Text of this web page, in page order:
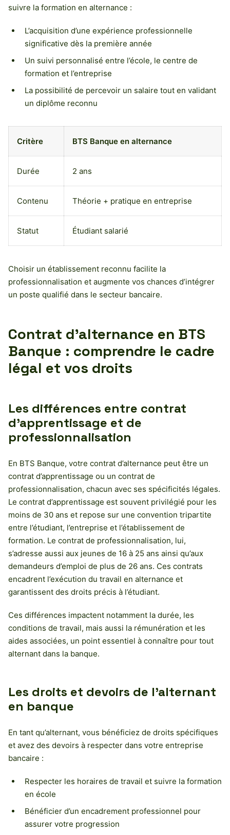
suivre la formation en alternance :
L’acquisition d’une expérience professionnelle
significative dès la première année
Un suivi personnalisé entre l’école, le centre de
formation et l’entreprise
La possibilité de percevoir un salaire tout en validant
un diplôme reconnu
Critère BTS Banque en alternance
Durée 2 ans
Contenu Théorie + pratique en entreprise
Statut Étudiant salarié
Choisir un établissement reconnu facilite la
professionnalisation et augmente vos chances d’intégrer
un poste qualifié dans le secteur bancaire.
Contrat d’alternance en BTS
Banque : comprendre le cadre
légal et vos droits
Les différences entre contrat
d’apprentissage et de
professionnalisation
En BTS Banque, votre contrat d’alternance peut être un
contrat d’apprentissage ou un contrat de
professionnalisation, chacun avec ses spécificités légales.
Le contrat d’apprentissage est souvent privilégié pour les
moins de 30 ans et repose sur une convention tripartite
entre l’étudiant, l’entreprise et l’établissement de
formation. Le contrat de professionnalisation, lui,
s’adresse aussi aux jeunes de 16 à 25 ans ainsi qu’aux
demandeurs d’emploi de plus de 26 ans. Ces contrats
encadrent l’exécution du travail en alternance et
garantissent des droits précis à l’étudiant.
Ces différences impactent notamment la durée, les
conditions de travail, mais aussi la rémunération et les
aides associées, un point essentiel à connaître pour tout
alternant dans la banque.
Les droits et devoirs de l’alternant
en banque
En tant qu’alternant, vous bénéficiez de droits spécifiques
et avez des devoirs à respecter dans votre entreprise
bancaire :
Respecter les horaires de travail et suivre la formation
en école
Bénéficier d’un encadrement professionnel pour
assurer votre progression